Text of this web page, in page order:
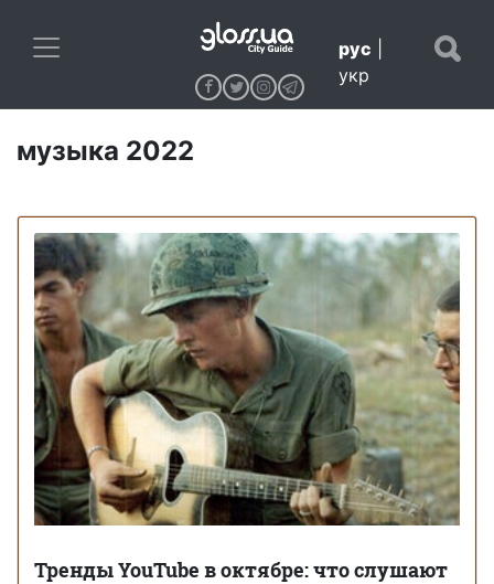
рус
укр
музыка 2022
Тренды YouTube в октябре: что слушают